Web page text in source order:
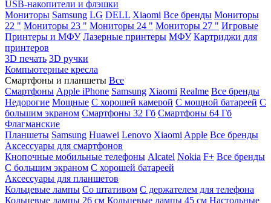
USB-накопители и флэшки
Мониторы Samsung LG DELL Xiaomi Все бренды Мониторы
22 " Мониторы 23 " Мониторы 24 " Мониторы 27 " Игровые
Принтеры и МФУ Лазерные принтеры МФУ Картриджи для
принтеров
3D печать 3D ручки
Компьютерные кресла
Смартфоны и планшеты Все
Смартфоны Apple iPhone Samsung Xiaomi Realme Все бренды
Недорогие Мощные С хорошей камерой С мощной батареей С
большим экраном Смартфоны 32 Гб Смартфоны 64 Гб
Флагманские
Планшеты Samsung Huawei Lenovo Xiaomi Apple Все бренды
Аксессуары для смартфонов
Кнопочные мобильные телефоны Alcatel Nokia F+ Все бренды
С большим экраном С хорошей батареей
Аксессуары для планшетов
Кольцевые лампы Со штативом C держателем для телефона
Кольцевые лампы 26 см Кольцевые лампы 45 см Настольные